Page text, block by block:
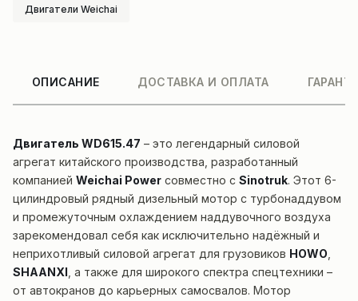
Двигатели Weichai
ОПИСАНИЕ ДОСТАВКА И ОПЛАТА
Двигатель WD615.47 – это легендарный силовой
агрегат китайского производства, разработанный
компанией Weichai Power совместно с Sinotruk. Этот 6-
цилиндровый рядный дизельный мотор с турбонаддувом
и промежуточным охлаждением наддувочного воздуха
зарекомендовал себя как исключительно надёжный и
неприхотливый силовой агрегат для грузовиков HOWO
SHAANXI , а также для широкого спектра спецтехники –
от автокранов до карьерных самосвалов. Мотор